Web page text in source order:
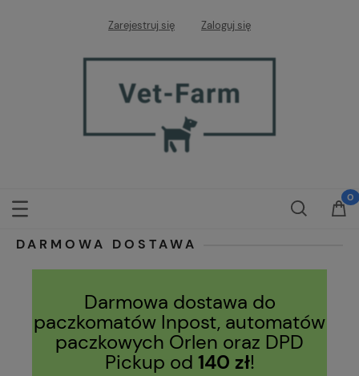
Zarejestruj się Zaloguj się
DARMOWA DOSTAWA
Darmowa dostawa do
paczkomatów Inpost, automatów
paczkowych Orlen oraz DPD
Pickup od 140 zł!